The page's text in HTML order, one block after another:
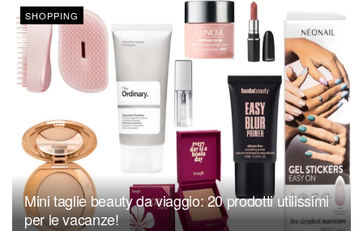
SHOPPING
Mini taglie beauty da viaggio: 20 prodotti utilissimi
per le vacanze!